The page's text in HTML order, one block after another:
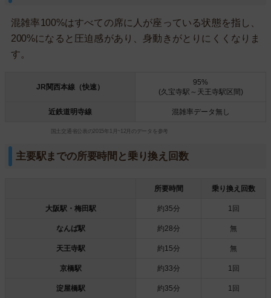
混雑率100%はすべての席に人が座っている状態を指し、
200%になると圧迫感があり、身動きがとりにくくなりま
す。
JR関西本線（快速）
95%
(久宝寺駅～天王寺駅区間)
近鉄道明寺線 混雑率データ無し
国土交通省公表の2015年1月~12月のデータを参考
主要駅までの所要時間と乗り換え回数
所要時間 乗り換え回数
大阪駅・梅田駅 約35分 1回
なんば駅 約28分 無
天王寺駅 約15分 無
京橋駅 約33分 1回
淀屋橋駅 約35分 1回